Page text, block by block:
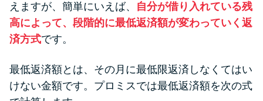
未成年でもお金を借りられる？
学生がお金を借りる方法があ
学生がお金を借りる方法は？親
へのバレにくさや将来への影響
えますが、簡単にいえば、 自分が借り入れている残
高によって、段階的に最低返済額が変わっていく返
済方式です。
最低返済額とは、その月に最低限返済しなくてはい
けない金額です。プロミスでは最低返済額を次の式